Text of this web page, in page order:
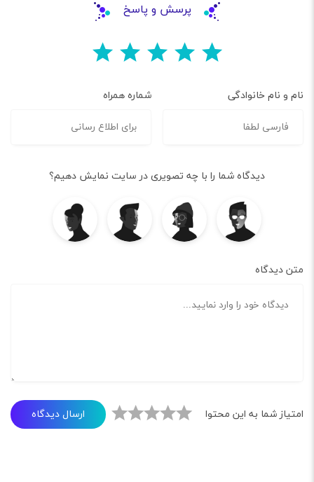
پرسش و پاسخ
خانوادگی شماره همراه
دیدگاه شما را با چه تصویری در سایت نمایش دهیم؟
شما به این محتوا ارسال دیدگاه